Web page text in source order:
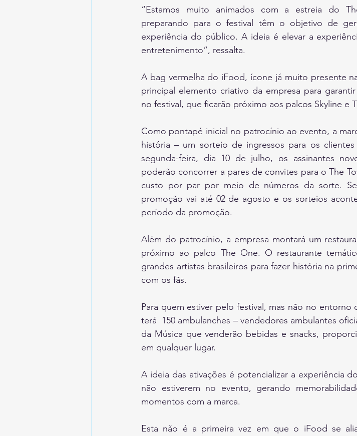
“Estamos muito animados com a estreia do
preparando para o festival têm o objetivo de
experiência do público. A ideia é elevar a
entretenimento”, ressalta.
A bag vermelha do iFood, ícone já muito presente
principal elemento criativo da empresa para
no festival, que ficarão próximo aos palcos Skyline e
Como pontapé inicial no patrocínio ao evento, a
história – um sorteio de ingressos para os
segunda-feira, dia 10 de julho, os assinantes
poderão concorrer a pares de convites para o The
custo por par por meio de números da sorte.
promoção vai até 02 de agosto e os sorteios
período da promoção.
Além do patrocínio, a empresa montará um
próximo ao palco The One. O restaurante
grandes artistas brasileiros para fazer história na
com os fãs.
Para quem estiver pelo festival, mas não no
terá  150 ambulanches – vendedores ambulantes
da Música que venderão bebidas e snacks,
em qualquer lugar.
A ideia das ativações é potencializar a experiência
não estiverem no evento, gerando
momentos com a marca.
Esta não é a primeira vez em que o iFood se